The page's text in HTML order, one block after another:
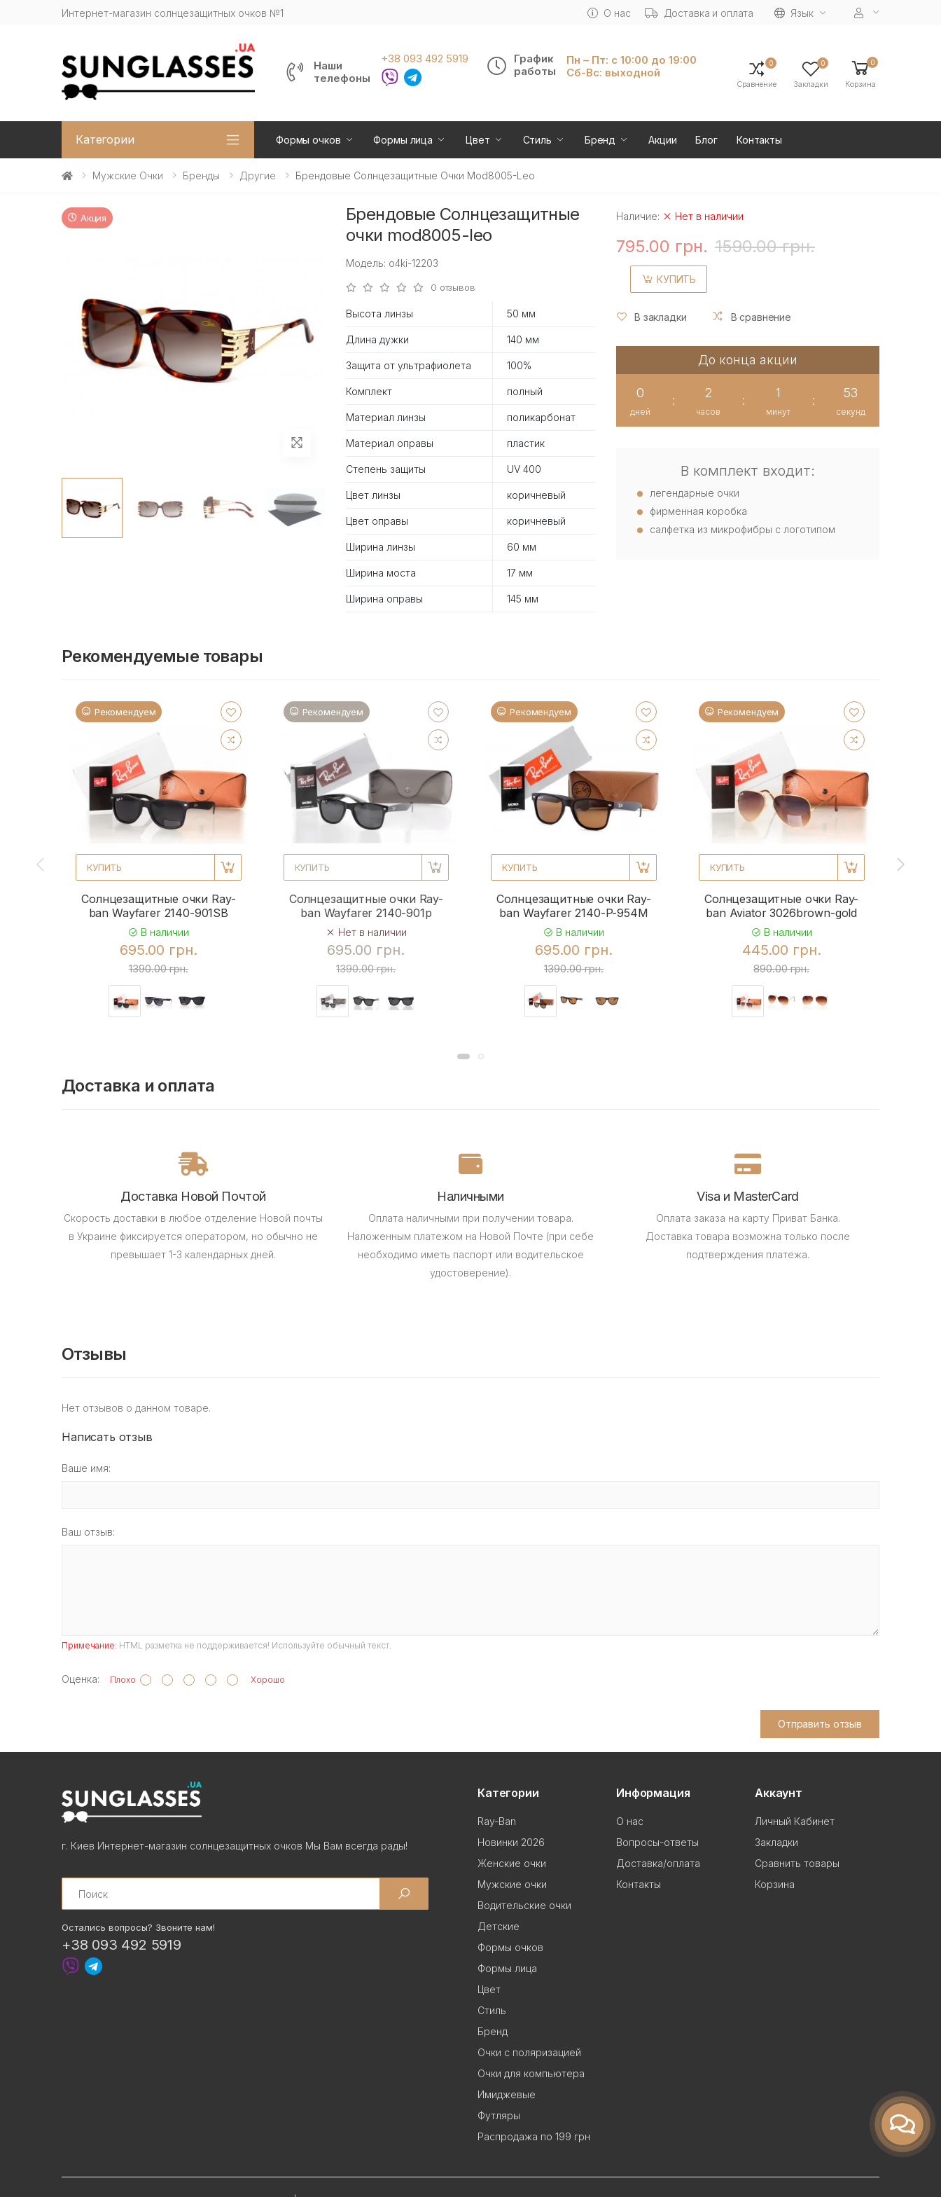
Интернет-магазин солнцезащитных очков №1 О нас Доставка и оплата Язык
Наши
телефоны
+38 093 492 5919
График
работы
Пн – Пт: с 10:00 до 19:00
Сб-Вс: выходной
0
Сравнение
0
Закладки
0
Корзина
Категории Формы очков Формы лица Цвет Стиль Бренд Акции Блог Контакты
Мужские Очки Бренды Другие Брендовые Солнцезащитные Очки Mod8005-Leo
Акция
Брендовые Солнцезащитные
очки mod8005-leo
Модель: o4ki-12203
0 отзывов
Высота линзы 50 мм
Длина дужки 140 мм
Защита от ультрафиолета 100%
Комплект полный
Материал линзы поликарбонат
Материал оправы пластик
Степень защиты UV 400
Цвет линзы коричневый
Цвет оправы коричневый
Ширина линзы 60 мм
Ширина моста 17 мм
Ширина оправы 145 мм
Наличие: Нет в наличии
795.00 грн. 1590.00 грн.
КУПИТЬ
В закладки В сравнение
До конца акции
0
дней
:
2
часов
:
1
минут
:
52
секунд
В комплект входит:
легендарные очки
фирменная коробка
салфетка из микрофибры с логотипом
Рекомендуемые товары
Рекомендуем
КУПИТЬ
Солнцезащитные очки Ray-
ban Wayfarer 2140-901SB
В наличии
695.00 грн.
1390.00 грн.
Рекомендуем
КУПИТЬ
Солнцезащитные очки Ray-
ban Wayfarer 2140-901p
Нет в наличии
695.00 грн.
1390.00 грн.
Рекомендуем
КУПИТЬ
Солнцезащитные очки Ray-
ban Wayfarer 2140-P-954M
В наличии
695.00 грн.
1390.00 грн.
Рекомендуем
КУПИТЬ
Солнцезащитные очки Ray-
ban Aviator 3026brown-gold
В наличии
445.00 грн.
890.00 грн.
Доставка и оплата
Доставка Новой Почтой
Скорость доставки в любое отделение Новой почты
в Украине фиксируется оператором, но обычно не
превышает 1-3 календарных дней.
Наличными
Оплата наличными при получении товара.
Наложенным платежом на Новой Почте (при себе
необходимо иметь паспорт или водительское
удостоверение).
Visa и MasterCard
Оплата заказа на карту Приват Банка.
Доставка товара возможна только после
подтверждения платежа.
Отзывы
Нет отзывов о данном товаре.
Написать отзыв
Ваше имя:
Ваш отзыв:
Примечание: HTML разметка не поддерживается! Используйте обычный текст.
Оценка: Плохо Хорошо
Отправить отзыв
г. Киев Интернет-магазин солнцезащитных очков Мы Вам всегда рады!
Search
Остались вопросы? Звоните нам!
+38 093 492 5919
Категории
Ray-Ban
Новинки 2026
Женские очки
Мужские очки
Водительские очки
Детские
Формы очков
Формы лица
Цвет
Стиль
Бренд
Очки с поляризацией
Очки для компьютера
Имиджевые
Футляры
Распродажа по 199 грн
Информация
О нас
Вопросы-ответы
Доставка/оплата
Контакты
Аккаунт
Личный Кабинет
Закладки
Сравнить товары
Корзина